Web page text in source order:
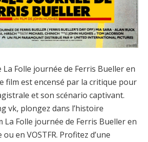
La Folle journée de Ferris Bueller en
film est encensé par la critique pour
et son scénario captivant.
vk, plongez dans l’histoire
La Folle journée de Ferris Bueller en
en VOSTFR. Profitez d’une